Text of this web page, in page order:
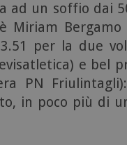
ad un soffio dai
Miriam Bergamo
per la due
e bel
PN
in poco più di